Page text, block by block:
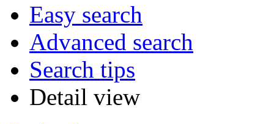
Easy search
Advanced search
Search tips
Detail view